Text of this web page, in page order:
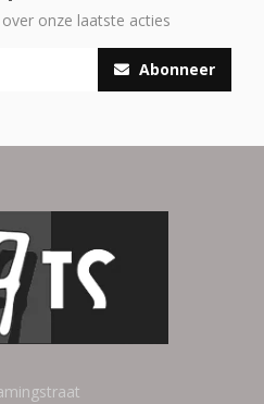
onze laatste acties
Abonneer